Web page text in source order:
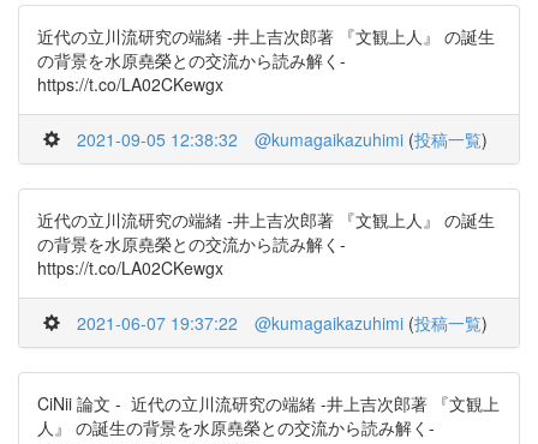
近代の立川流研究の端緒 -井上吉次郎著 『文観上人』 の誕生
の背景を水原堯榮との交流から読み解く-
https://t.co/LA02CKewgx
2021-09-05 12:38:32 @kumagaikazuhimi (投稿一覧)
近代の立川流研究の端緒 -井上吉次郎著 『文観上人』 の誕生
の背景を水原堯榮との交流から読み解く-
https://t.co/LA02CKewgx
2021-06-07 19:37:22 @kumagaikazuhimi (投稿一覧)
CiNii 論文 - 近代の立川流研究の端緒 -井上吉次郎著 『文観上
人』 の誕生の背景を水原堯榮との交流から読み解く-